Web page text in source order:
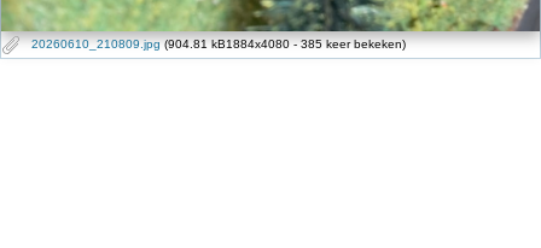
20260610_210809.jpg (904.81 kB1884x4080 - 385 keer bekeken)